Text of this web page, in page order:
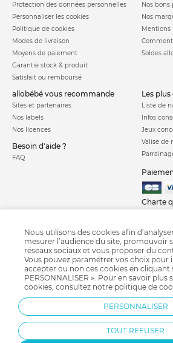
Protection des données personnelles
Personnaliser les cookies
Politique de cookies
Modes de livraison
Moyens de paiement
Garantie stock & produit
Satisfait ou remboursé
Nos bons
Nos
Mentions
Soldes
allobébé vous recommande
Sites et partenaires
Nos labels
Nos licences
Besoin d'aide ?
FAQ
les
Liste de
Infos
Jeux
Valise de
Charte
Range pyjama Fauteuil bébé Fauteuil bébé
Déco Sauthon baby deco
Déco
Nous utilisons des cookies afin
mesurer l’audience du site, promouvoir
réseaux sociaux et vous proposer du
Vous pouvez paramétrer vos choix pour
accepter ou non ces cookies en cliquant
PERSONNALISER ». Pour en savoir plus
cookies, consultez notre politique de
PERSONNALISER
TOUT REFUSER